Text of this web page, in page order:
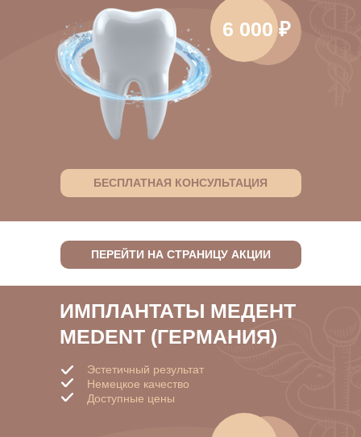
6 000 ₽
БЕСПЛАТНАЯ КОНСУЛЬТАЦИЯ
ПЕРЕЙТИ НА СТРАНИЦУ АКЦИИ
ИМПЛАНТАТЫ МЕДЕНТ
MEDENT (ГЕРМАНИЯ)
Эстетичный результат
Немецкое качество
Доступные цены